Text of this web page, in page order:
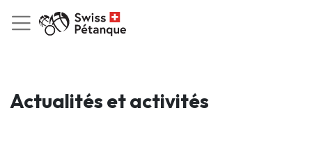
Actualités et activités